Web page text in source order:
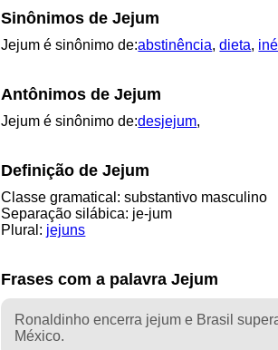
Sinônimos de Jejum
Jejum é sinônimo de:abstinência,dieta,
Antônimos de Jejum
Jejum é sinônimo de:desjejum,
Definição de Jejum
Classe gramatical: substantivo masculino
Separação silábica: je-jum
Plural: jejuns
Frases com a palavra Jejum
Ronaldinho encerra jejum e Brasil
México.